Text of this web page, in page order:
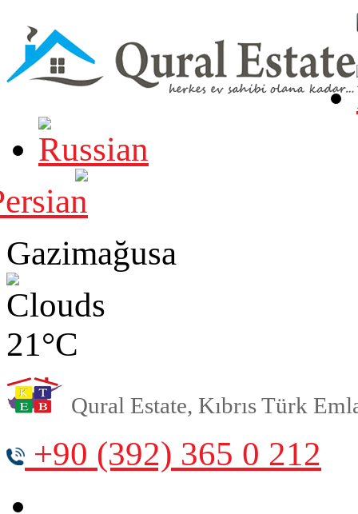
Gazimağusa
21°C
Qural Estate, Kıbrıs Türk
+90 (392) 365 0 212